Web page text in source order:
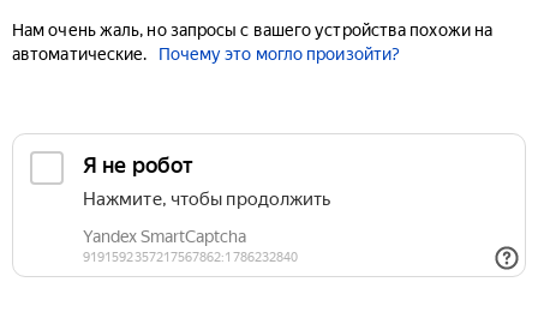
Нам очень жаль, но запросы с вашего устройства похожи на
автоматические.
Почему это могло произойти?